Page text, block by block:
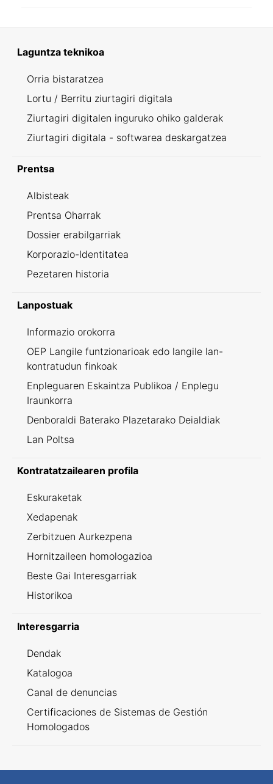
Laguntza teknikoa
Orria bistaratzea
Lortu / Berritu ziurtagiri digitala
Ziurtagiri digitalen inguruko ohiko galderak
Ziurtagiri digitala - softwarea deskargatzea
Prentsa
Albisteak
Prentsa Oharrak
Dossier erabilgarriak
Korporazio-Identitatea
Pezetaren historia
Lanpostuak
Informazio orokorra
OEP Langile funtzionarioak edo langile lan-
kontratudun finkoak
Enpleguaren Eskaintza Publikoa / Enplegu
Iraunkorra
Denboraldi Baterako Plazetarako Deialdiak
Lan Poltsa
Kontratatzailearen profila
Eskuraketak
Xedapenak
Zerbitzuen Aurkezpena
Hornitzaileen homologazioa
Beste Gai Interesgarriak
Historikoa
Interesgarria
Dendak
Katalogoa
Canal de denuncias
Certificaciones de Sistemas de Gestión
Homologados